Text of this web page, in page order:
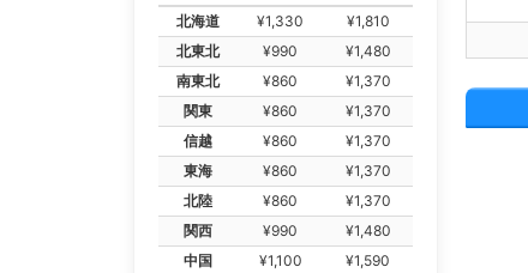
北海道
¥1,330
¥1,810
北東北
¥990
¥1,480
南東北
¥860
¥1,370
関東
¥860
¥1,370
信越
¥860
¥1,370
東海
¥860
¥1,370
北陸
¥860
¥1,370
関西
¥990
¥1,480
中国
¥1,100
¥1,590